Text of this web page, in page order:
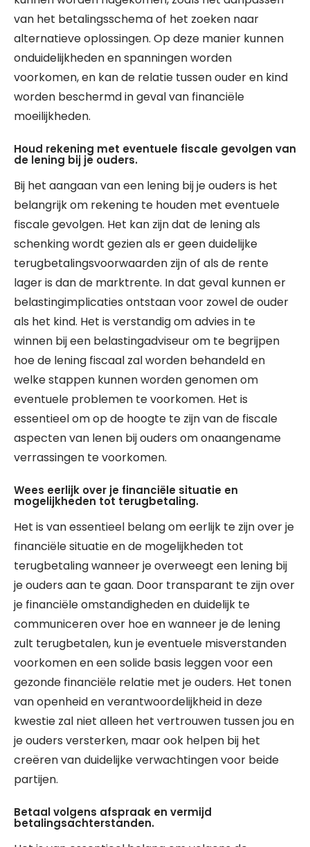
van het betalingsschema of het zoeken naar
alternatieve oplossingen. Op deze manier kunnen
onduidelijkheden en spanningen worden
voorkomen, en kan de relatie tussen ouder en kind
worden beschermd in geval van financiële
moeilijkheden.
Houd rekening met eventuele fiscale gevolgen van
de lening bij je ouders.
Bij het aangaan van een lening bij je ouders is het
belangrijk om rekening te houden met eventuele
fiscale gevolgen. Het kan zijn dat de lening als
schenking wordt gezien als er geen duidelijke
terugbetalingsvoorwaarden zijn of als de rente
lager is dan de marktrente. In dat geval kunnen er
belastingimplicaties ontstaan voor zowel de ouder
als het kind. Het is verstandig om advies in te
winnen bij een belastingadviseur om te begrijpen
hoe de lening fiscaal zal worden behandeld en
welke stappen kunnen worden genomen om
eventuele problemen te voorkomen. Het is
essentieel om op de hoogte te zijn van de fiscale
aspecten van lenen bij ouders om onaangename
verrassingen te voorkomen.
Wees eerlijk over je financiële situatie en
mogelijkheden tot terugbetaling.
Het is van essentieel belang om eerlijk te zijn over je
financiële situatie en de mogelijkheden tot
terugbetaling wanneer je overweegt een lening bij
je ouders aan te gaan. Door transparant te zijn over
je financiële omstandigheden en duidelijk te
communiceren over hoe en wanneer je de lening
zult terugbetalen, kun je eventuele misverstanden
voorkomen en een solide basis leggen voor een
gezonde financiële relatie met je ouders. Het tonen
van openheid en verantwoordelijkheid in deze
kwestie zal niet alleen het vertrouwen tussen jou en
je ouders versterken, maar ook helpen bij het
creëren van duidelijke verwachtingen voor beide
partijen.
Betaal volgens afspraak en vermijd
betalingsachterstanden.